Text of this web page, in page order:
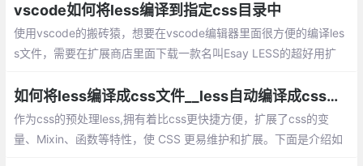
vscode如何将less编译到指定css目录中
使用vscode的搬砖猿，想要在vscode编辑器里面很方便的编译les
s文件，需要在扩展商店里面下载一款名叫Esay LESS的超好用扩
s.json的文件
如何将less编译成css文件__less自动编译成css的方法总结
作为css的预处理less,拥有着比css更快捷方便，扩展了css的变
量、Mixin、函数等特性，使 CSS 更易维护和扩展。下面是介绍如